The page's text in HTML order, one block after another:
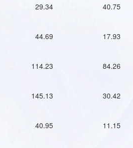
29.34 40.75
44.69 17.93
114.23 84.26
145.13 30.42
40.95 11.15